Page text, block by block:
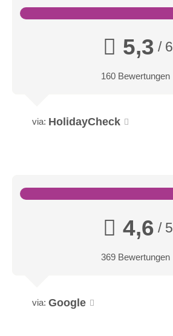
5,3 / 6
160 Bewertungen
via: HolidayCheck
4,6 / 5
369 Bewertungen
via: Google